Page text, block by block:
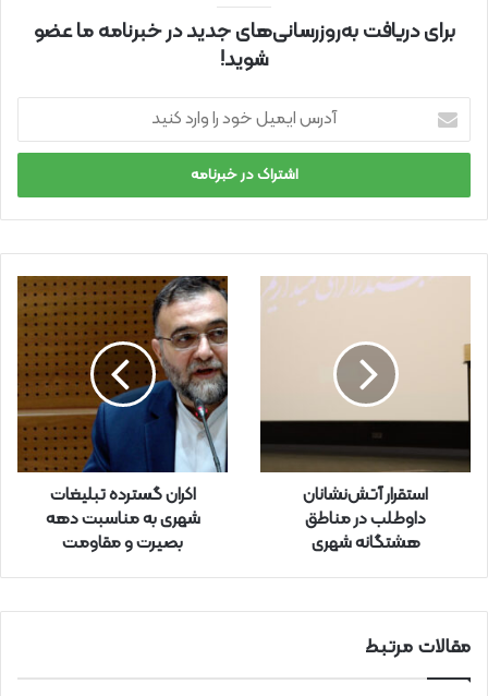
برای دریافت به‌روزرسانی‌های جدید در خبرنامه ما عضو
شوید!
ر
ا
ی
د
ر
و
ا
ر
استقرار آتش‌نشانان
داوطلب در مناطق
هشتگانه شهری
اکران گسترده تبلیغات
شهری به مناسبت دهه
بصیرت و مقاومت
مقالات مرتبط